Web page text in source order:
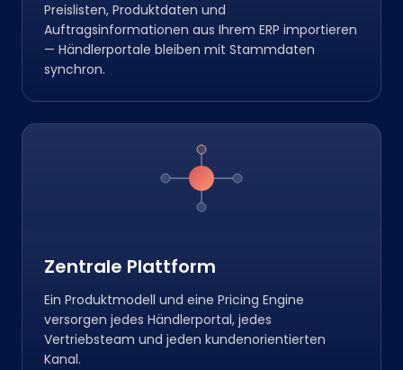
Preislisten, Produktdaten und
Auftragsinformationen aus Ihrem ERP importieren
— Händlerportale bleiben mit Stammdaten
synchron.
Zentrale Plattform
Ein Produktmodell und eine Pricing Engine
versorgen jedes Händlerportal, jedes
Vertriebsteam und jeden kundenorientierten
Kanal.